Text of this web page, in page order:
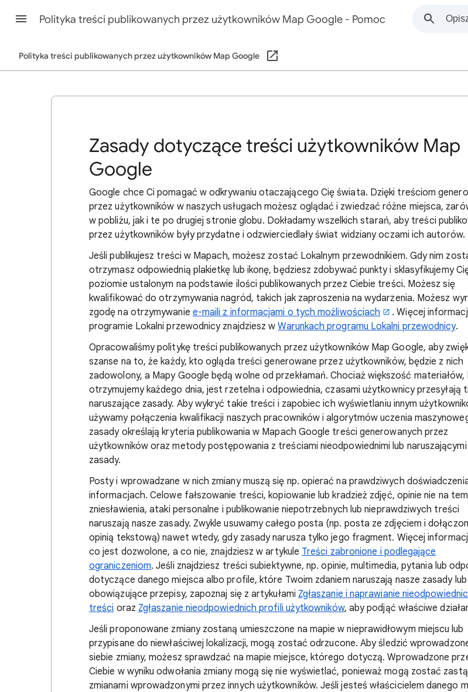
Polityka treści publikowanych przez użytkowników Map Google - Pomoc
Polityka treści publikowanych przez użytkowników Map Google
Zasady dotyczące treści użytkowników Map
Google
Google chce Ci pomagać w odkrywaniu otaczającego Cię świata. Dzięki treściom
przez użytkowników w naszych usługach możesz oglądać i zwiedzać różne miejsca,
w pobliżu, jak i te po drugiej stronie globu. Dokładamy wszelkich starań, aby treści
przez użytkowników były przydatne i odzwierciedlały świat widziany oczami ich autorów.
Jeśli publikujesz treści w Mapach, możesz zostać Lokalnym przewodnikiem. Gdy nim
otrzymasz odpowiednią plakietkę lub ikonę, będziesz zdobywać punkty i sklasyfikujemy
poziomie ustalonym na podstawie ilości publikowanych przez Ciebie treści. Możesz się
kwalifikować do otrzymywania nagród, takich jak zaproszenia na wydarzenia. Możesz
zgodę na otrzymywanie e-maili z informacjami o tych możliwościach
. Więcej
programie Lokalni przewodnicy znajdziesz wWarunkach programu Lokalni przewodnicy.
Opracowaliśmy politykę treści publikowanych przez użytkowników Map Google, aby
szanse na to, że każdy, kto ogląda treści generowane przez użytkowników, będzie z nich
zadowolony, a Mapy Google będą wolne od przekłamań. Chociaż większość
otrzymujemy każdego dnia, jest rzetelna i odpowiednia, czasami użytkownicy przesyłają
naruszające zasady. Aby wykryć takie treści i zapobiec ich wyświetlaniu innym
używamy połączenia kwalifikacji naszych pracowników i algorytmów uczenia
zasady określają kryteria publikowania w Mapach Google treści generowanych przez
użytkowników oraz metody postępowania z treściami nieodpowiednimi lub naruszającymi
zasady.
Posty i wprowadzane w nich zmiany muszą się np. opierać na prawdziwych
informacjach. Celowe fałszowanie treści, kopiowanie lub kradzież zdjęć, opinie nie na
zniesławienia, ataki personalne i publikowanie niepotrzebnych lub nieprawdziwych treści
naruszają nasze zasady. Zwykle usuwamy całego posta (np. posta ze zdjęciem i
opinią tekstową) nawet wtedy, gdy zasady narusza tylko jego fragment. Więcej
co jest dozwolone, a co nie, znajdziesz w artykule Treści zabronione i podlegające
ograniczeniom. Jeśli znajdziesz treści subiektywne, np. opinie, multimedia, pytania lub
dotyczące danego miejsca albo profile, które Twoim zdaniem naruszają nasze zasady lub
obowiązujące przepisy, zapoznaj się z artykułami Zgłaszanie i naprawianie
treści oraz Zgłaszanie nieodpowiednich profili użytkowników, aby podjąć właściwe
Jeśli proponowane zmiany zostaną umieszczone na mapie w nieprawidłowym miejscu lub
przypisane do niewłaściwej lokalizacji, mogą zostać odrzucone. Aby śledzić
siebie zmiany, możesz sprawdzać na mapie miejsce, którego dotyczą. Wprowadzone
Ciebie w wyniku odwołania zmiany mogą się nie wyświetlać, ponieważ mogą zostać
zmianami wprowadzonymi przez innych użytkowników. Jeśli jesteś właścicielem danego